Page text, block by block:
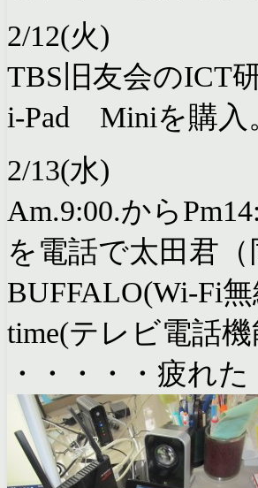
2/12(火)
TBS旧友会のICT
i-Pad Miniを購入
2/13(水)
Am.9:00.から
を電話で太田君
BUFFALO(Wi-Fi
time(テレビ電話
・・・・・疲れ